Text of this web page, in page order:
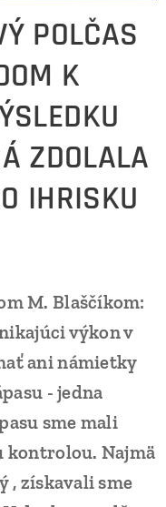
POLČAS
K
ZDOLALA
IHRISKU
M. Blaščíkom:
výkon v
ani námietky
- jedna
sme mali
kontrolou. Najmä
, získavali sme